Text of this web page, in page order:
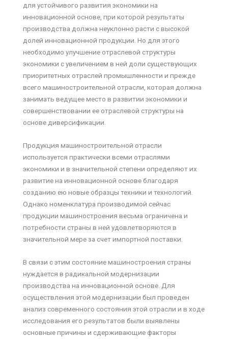
для устойчивого развития экономики на
инновационной основе, при которой результаты
производства должна неуклонно расти с высокой
долей инновационной продукции. Но для этого
необходимо улучшение отраслевой структуры
экономики с увеличением в ней доли существующих
приоритетных отраслей промышленности и прежде
всего машиностроительной отрасли, которая должна
занимать ведущее место в развитии экономики и
совершенствовании ее отраслевой структуры на
основе диверсификации.
Продукция машиностроительной отрасли
используется практически всеми отраслями
экономики и в значительной степени определяют их
развитие на инновационной основе благодаря
созданию ею новые образцы техники и технологий.
Однако номенклатура производимой сейчас
продукции машиностроения весьма ограничена и
потребности страны в ней удовлетворяются в
значительной мере за счет импортной поставки.
В связи с этим состояние машиностроения страны
нуждается в радикальной модернизации
производства на инновационной основе. Для
осуществления этой модернизации был проведен
анализ современного состояния этой отрасли и в ходе
исследования его результатов были выявлены
основные причины и сдерживающие факторы